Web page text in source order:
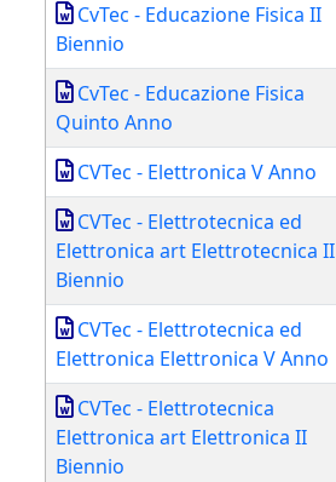
CvTec - Educazione Fisica II
Biennio
CvTec - Educazione Fisica
Quinto Anno
CVTec - Elettronica V Anno
CVTec - Elettrotecnica ed
Elettronica art Elettrotecnica II
Biennio
CVTec - Elettrotecnica ed
Elettronica Elettronica V Anno
CVTec - Elettrotecnica
Elettronica art Elettronica II
Biennio